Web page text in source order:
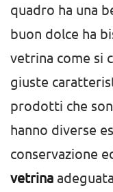
quadro ha una
buon dolce ha
vetrina come si
giuste
prodotti che
hanno diverse
conservazione
vetrina